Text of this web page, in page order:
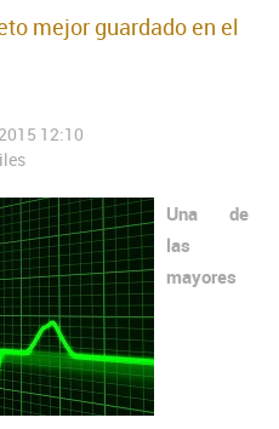
mejor guardado en el
12:10
Una de
las
mayores